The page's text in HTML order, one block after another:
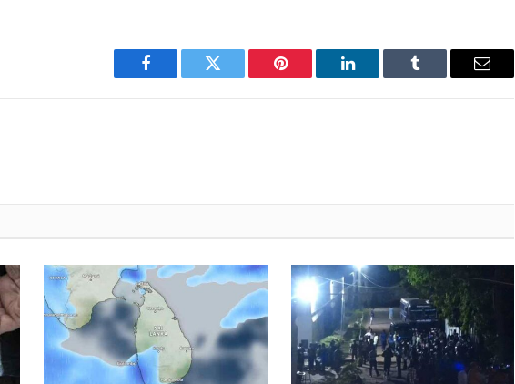
Facebook Twitter Pinterest LinkedIn Tumblr Email